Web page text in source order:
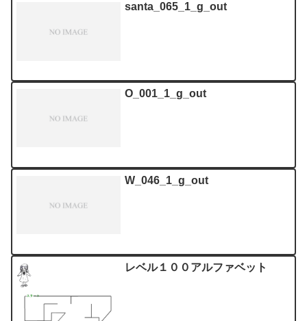
santa_065_1_g_out
O_001_1_g_out
W_046_1_g_out
レベル１００アルファベット